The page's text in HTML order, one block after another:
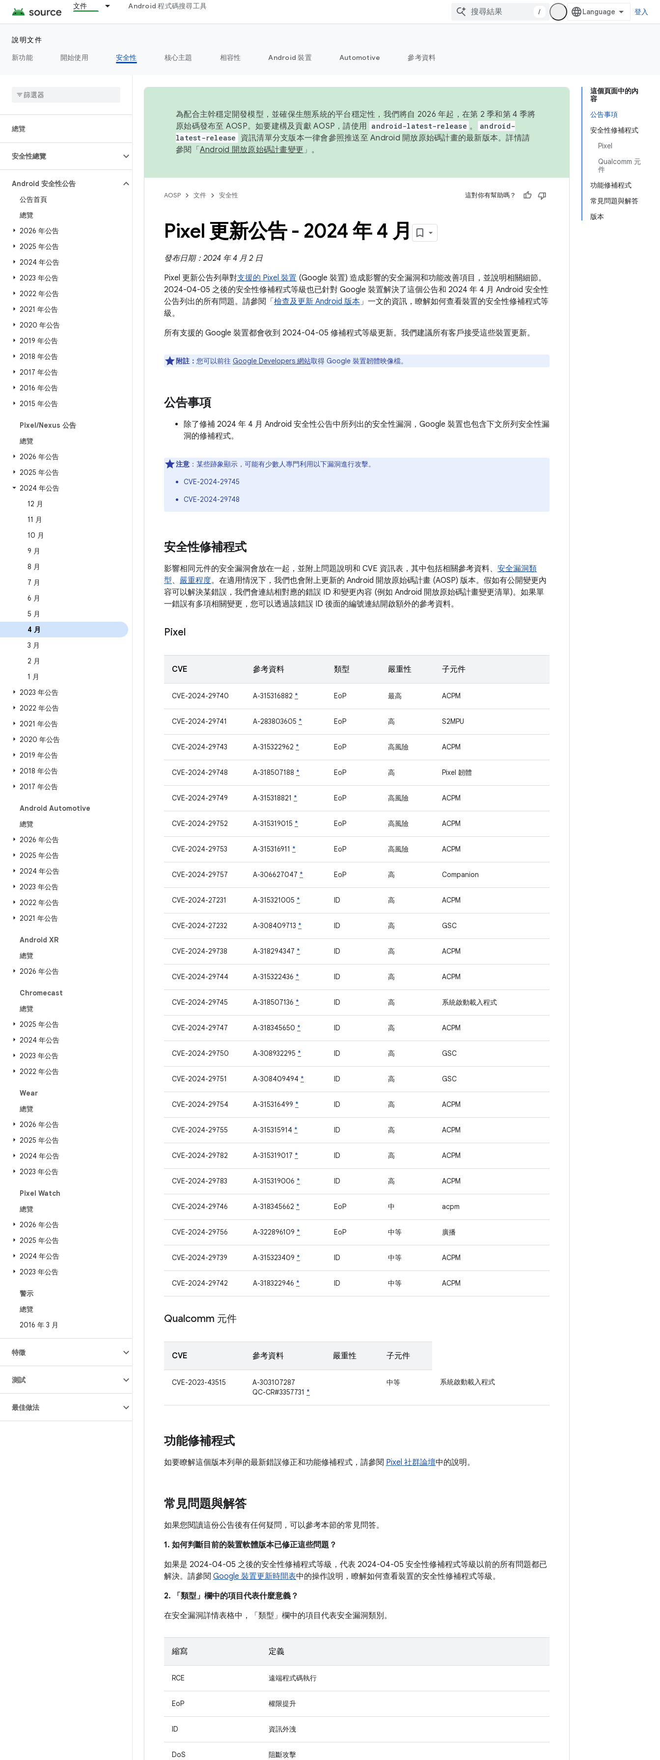
文件 Android 程式碼搜尋工具
/ 登入
說明文件
新功能
開始使用 安全性 核心主題 相容性 Android 裝置 Automotive 參考資料
總覽
安全性總覽
Android 安全性公告
公告首頁
總覽
2026 年公告
2025 年公告
2024 年公告
2023 年公告
2022 年公告
2021 年公告
2020 年公告
2019 年公告
2018 年公告
2017 年公告
2016 年公告
2015 年公告
Pixel/Nexus 公告
總覽
2026 年公告
2025 年公告
2024 年公告
12 月
11 月
10 月
9 月
8 月
7 月
6 月
5 月
4 月
3 月
2 月
1 月
2023 年公告
2022 年公告
2021 年公告
2020 年公告
2019 年公告
2018 年公告
2017 年公告
Android Automotive
總覽
2026 年公告
2025 年公告
2024 年公告
2023 年公告
2022 年公告
2021 年公告
Android XR
總覽
2026 年公告
Chromecast
總覽
2025 年公告
2024 年公告
2023 年公告
2022 年公告
Wear
總覽
2026 年公告
2025 年公告
2024 年公告
2023 年公告
Pixel Watch
總覽
2026 年公告
2025 年公告
2024 年公告
2023 年公告
警示
總覽
2016 年 3 月
特徵
測試
最佳做法
這個頁面中的內
容
公告事項
安全性修補程式
Pixel
Qualcomm 元
件
功能修補程式
常見問題與解答
版本
為配合主幹穩定開發模型，並確保生態系統的平台穩定性，我們將自 2026 年起，在第 2 季和第 4 季將
原始碼發布至 AOSP。如要建構及貢獻 AOSP，請使用 android-latest-release 。
android-
latest-release
資訊清單分支版本一律會參照推送至 Android 開放原始碼計畫的最新版本。詳情請
參閱「 Android 開放原始碼計畫變更 」。
AOSP 文件 安全性 這對你有幫助嗎？
Pixel 更新公告 - 2024 年 4 月
發布日期：2024 年 4 月 2 日
Pixel 更新公告列舉對支援的 Pixel 裝置 (Google 裝置) 造成影響的安全漏洞和功能改善項目，並說明相關細節。
2024-04-05 之後的安全性修補程式等級也已針對 Google 裝置解決了這個公告和 2024 年 4 月 Android 安全性
公告列出的所有問題。請參閱「 檢查及更新 Android 版本」一文的資訊，瞭解如何查看裝置的安全性修補程式等
級。
所有支援的 Google 裝置都會收到 2024-04-05 修補程式等級更新。我們建議所有客戶接受這些裝置更新。
附註： 您可以前往 Google Developers 網站取得 Google 裝置韌體映像檔。
公告事項
除了修補 2024 年 4 月 Android 安全性公告中所列出的安全性漏洞，Google 裝置也包含下文所列安全性漏
洞的修補程式。
注意 ：某些跡象顯示，可能有少數人專門利用以下漏洞進行攻擊。
CVE-2024-29745
CVE-2024-29748
安全性修補程式
影響相同元件的安全漏洞會放在一起，並附上問題說明和 CVE 資訊表，其中包括相關參考資料、 安全漏洞類
型、 嚴重程度。在適用情況下，我們也會附上更新的 Android 開放原始碼計畫 (AOSP) 版本。假如有公開變更內
容可以解決某錯誤，我們會連結相對應的錯誤 ID 和變更內容 (例如 Android 開放原始碼計畫變更清單)。如果單
一錯誤有多項相關變更，您可以透過該錯誤 ID 後面的編號連結開啟額外的參考資料。
Pixel
CVE 參考資料 類型 嚴重性 子元件
CVE-2024-29740 A-315316882 * EoP 最高 ACPM
CVE-2024-29741 A-283803605 * EoP 高 S2MPU
CVE-2024-29743 A-315322962 * EoP 高風險 ACPM
CVE-2024-29748 A-318507188 * EoP 高 Pixel 韌體
CVE-2024-29749 A-315318821 * EoP 高風險 ACPM
CVE-2024-29752 A-315319015 * EoP 高風險 ACPM
CVE-2024-29753 A-315316911 * EoP 高風險 ACPM
CVE-2024-29757 A-306627047 * EoP 高 Companion
CVE-2024-27231 A-315321005 * ID 高 ACPM
CVE-2024-27232 A-308409713 * ID 高 GSC
CVE-2024-29738 A-318294347 * ID 高 ACPM
CVE-2024-29744 A-315322436 * ID 高 ACPM
CVE-2024-29745 A-318507136 * ID 高 系統啟動載入程式
CVE-2024-29747 A-318345650 * ID 高 ACPM
CVE-2024-29750 A-308932295 * ID 高 GSC
CVE-2024-29751 A-308409494 * ID 高 GSC
CVE-2024-29754 A-315316499 * ID 高 ACPM
CVE-2024-29755 A-315315914 * ID 高 ACPM
CVE-2024-29782 A-315319017 * ID 高 ACPM
CVE-2024-29783 A-315319006 * ID 高 ACPM
CVE-2024-29746 A-318345662 * EoP 中 acpm
CVE-2024-29756 A-322896109 * EoP 中等 廣播
CVE-2024-29739 A-315323409 * ID 中等 ACPM
CVE-2024-29742 A-318322946 * ID 中等 ACPM
Qualcomm 元件
CVE 參考資料 嚴重性 子元件
CVE-2023-43515
A-303107287
QC-CR#3357731 *
中等 系統啟動載入程式
功能修補程式
如要瞭解這個版本列舉的最新錯誤修正和功能修補程式，請參閱 Pixel 社群論壇中的說明。
常見問題與解答
如果您閱讀這份公告後有任何疑問，可以參考本節的常見問答。
1. 如何判斷目前的裝置軟體版本已修正這些問題？
如果是 2024-04-05 之後的安全性修補程式等級，代表 2024-04-05 安全性修補程式等級以前的所有問題都已
解決。請參閱 Google 裝置更新時間表中的操作說明，瞭解如何查看裝置的安全性修補程式等級。
2. 「類型」 欄中的項目代表什麼意義？
在安全漏洞詳情表格中，「類型」 欄中的項目代表安全漏洞類別。
縮寫 定義
RCE 遠端程式碼執行
EoP 權限提升
ID 資訊外洩
DoS 阻斷攻擊